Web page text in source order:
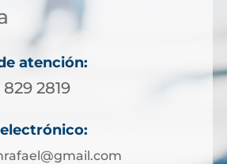
atención:
829 2819